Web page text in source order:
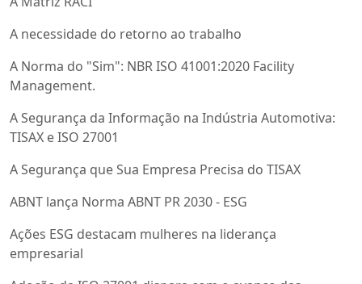
A necessidade do retorno ao trabalho
A Norma do "Sim": NBR ISO 41001:2020 Facility
Management.
A Segurança da Informação na Indústria Automotiva:
TISAX e ISO 27001
A Segurança que Sua Empresa Precisa do TISAX
ABNT lança Norma ABNT PR 2030 - ESG
Ações ESG destacam mulheres na liderança
empresarial